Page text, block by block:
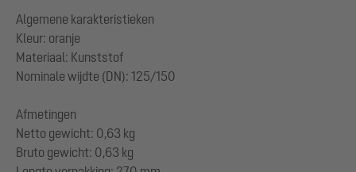
Algemene karakteristieken
Kleur: oranje
Materiaal: Kunststof
Nominale wijdte (DN): 125/150
Afmetingen
Netto gewicht: 0,63 kg
Bruto gewicht: 0,63 kg